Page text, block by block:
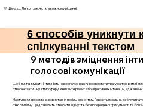
💛 Швидко. Легко. І з ясністю в кожному рішенні.
6 способів уникнути
спілкуванні текстом
9 методів зміцнення
голосові комунікації
Щоб підтримувати інтимність через голос, важливо звертати увагу на тон, ритм і
створює затишну атмосферу. Уникайте різких або агресивних інтонацій, адже
Наступним кроком є використання повільного ритму. Говоріть повільно, роблячи
їхню глибину. Це дозволить створити відчуття безпосередньої присутності та